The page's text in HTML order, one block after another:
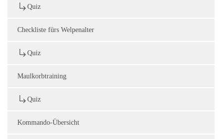
Quiz
Checkliste fürs Welpenalter
Quiz
Maulkorbtraining
Quiz
Kommando-Übersicht